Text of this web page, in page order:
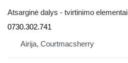
Atsarginė dalys - tvirtinimo elementai
0730.302.741
Airija, Courtmacsherry